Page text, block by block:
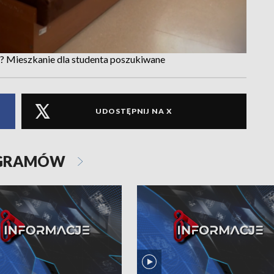
Mieszkanie dla studenta poszukiwane
UDOSTĘPNIJ NA X